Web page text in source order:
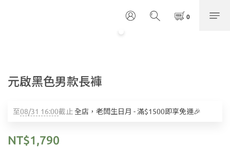
元啟黑色男款長褲
至08/31 16:00截止全店，老闆生日月 - 滿$1500即享免運🎉
NT$1,790